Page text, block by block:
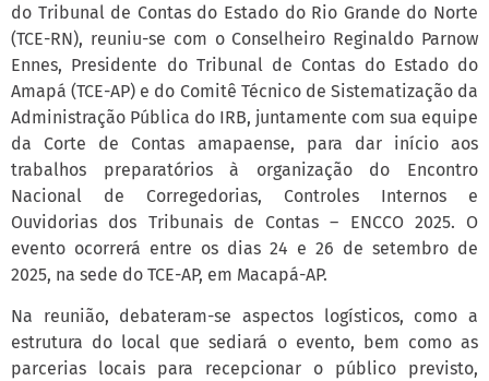
do Tribunal de Contas do Estado do Rio Grande do Norte
(TCE-RN), reuniu-se com o Conselheiro Reginaldo Parnow
Ennes, Presidente do Tribunal de Contas do Estado do
Amapá (TCE-AP) e do Comitê Técnico de Sistematização da
Administração Pública do IRB, juntamente com sua equipe
da Corte de Contas amapaense, para dar início aos
trabalhos preparatórios à organização do Encontro
Nacional de Corregedorias, Controles Internos e
Ouvidorias dos Tribunais de Contas – ENCCO 2025. O
evento ocorrerá entre os dias 24 e 26 de setembro de
2025, na sede do TCE-AP, em Macapá-AP.
Na reunião, debateram-se aspectos logísticos, como a
estrutura do local que sediará o evento, bem como as
parcerias locais para recepcionar o público previsto,